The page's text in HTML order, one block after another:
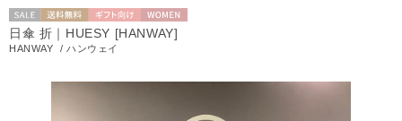
セー
ル
送料無料 ギフト向
け
WOMEN
日傘 折｜HUESY [HANWAY]
HANWAY /ハンウェイ